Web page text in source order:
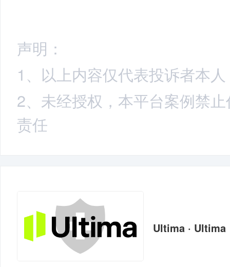
声明：
1、以上内容仅代表投诉者本
2、未经授权，本平台案例禁
责任
Ultima · Ultima